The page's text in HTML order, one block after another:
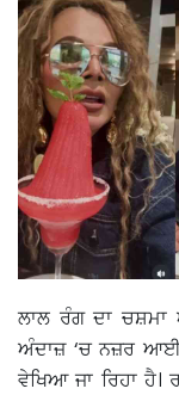
ਲਾਲ ਰੰਗ ਦਾ ਚਸ਼ਮਾ
ਅੰਦਾਜ਼ ‘ਚ ਨਜ਼ਰ ਆਈ
ਵੇਖਿਆ ਜਾ ਰਿਹਾ